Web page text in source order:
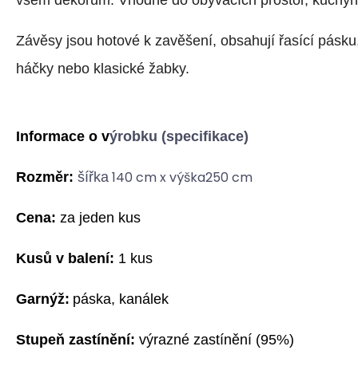
Závěsy jsou hotové k zavěšení, obsahují řasící
háčky nebo klasické žabky.
Informace o výrobku (specifikace)
Rozměr: šířka 140 cm x výška250 cm
Cena: za jeden kus
Kusů v balení: 1 kus
Garnýž: páska, kanálek
Stupeň zastínění: výrazné zastínění (95%)